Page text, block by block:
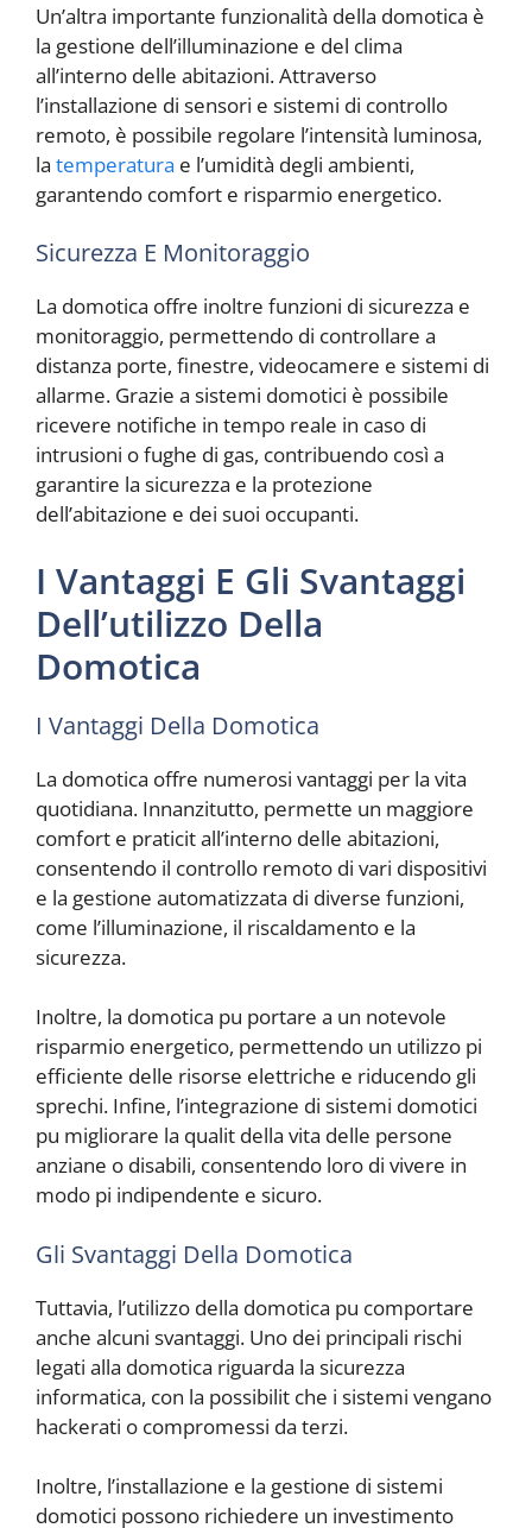
Un’altra importante funzionalità della domotica è
la gestione dell’illuminazione e del clima
all’interno delle abitazioni. Attraverso
l’installazione di sensori e sistemi di controllo
remoto, è possibile regolare l’intensità luminosa,
la temperatura e l’umidità degli ambienti,
garantendo comfort e risparmio energetico.
Sicurezza E Monitoraggio
La domotica offre inoltre funzioni di sicurezza e
monitoraggio, permettendo di controllare a
distanza porte, finestre, videocamere e sistemi di
allarme. Grazie a sistemi domotici è possibile
ricevere notifiche in tempo reale in caso di
intrusioni o fughe di gas, contribuendo così a
garantire la sicurezza e la protezione
dell’abitazione e dei suoi occupanti.
I Vantaggi E Gli Svantaggi
Dell’utilizzo Della
Domotica
I Vantaggi Della Domotica
La domotica offre numerosi vantaggi per la vita
quotidiana. Innanzitutto, permette un maggiore
comfort e praticit all’interno delle abitazioni,
consentendo il controllo remoto di vari dispositivi
e la gestione automatizzata di diverse funzioni,
come l’illuminazione, il riscaldamento e la
sicurezza.
Inoltre, la domotica pu portare a un notevole
risparmio energetico, permettendo un utilizzo pi
efficiente delle risorse elettriche e riducendo gli
sprechi. Infine, l’integrazione di sistemi domotici
pu migliorare la qualit della vita delle persone
anziane o disabili, consentendo loro di vivere in
modo pi indipendente e sicuro.
Gli Svantaggi Della Domotica
Tuttavia, l’utilizzo della domotica pu comportare
anche alcuni svantaggi. Uno dei principali rischi
legati alla domotica riguarda la sicurezza
informatica, con la possibilit che i sistemi vengano
hackerati o compromessi da terzi.
Inoltre, l’installazione e la gestione di sistemi
domotici possono richiedere un investimento